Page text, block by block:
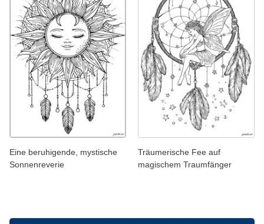
Eine beruhigende, mystische
Sonnenreverie
Träumerische Fee auf
magischem Traumfänger